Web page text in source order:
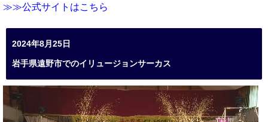
≫≫公式サイトはこちら
2024年8月25日
岩手県遠野市でのイリュージョンサーカス